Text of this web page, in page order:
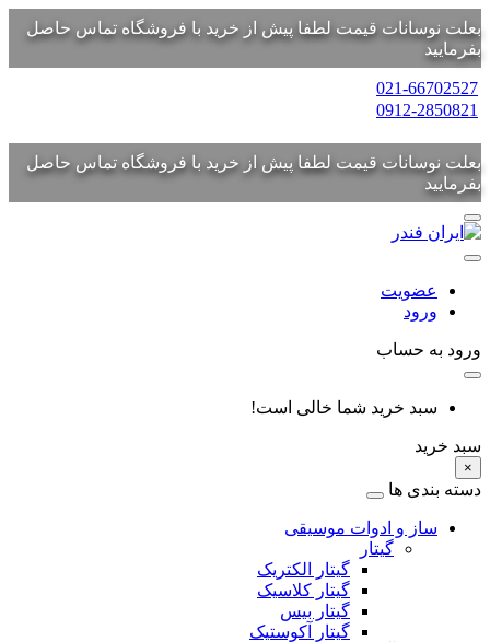
بعلت نوسانات قیمت لطفا پیش از خرید با فروشگاه تماس حاصل
بفرمایید
021-66702527
0912-2850821
بعلت نوسانات قیمت لطفا پیش از خرید با فروشگاه تماس حاصل
بفرمایید
عضویت
ورود
ورود به حساب
سبد خرید شما خالی است!
سبد خرید
×
دسته بندی ها
ساز و ادوات موسیقی
گیتار
گیتار الکتریک
گیتار کلاسیک
گیتار بیس
گیتار آکوستیک